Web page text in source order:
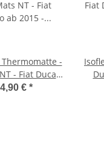
-
- Fiat Ducato
- innen
€ *